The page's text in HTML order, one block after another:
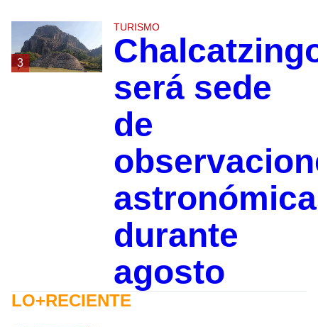
3
TURISMO
será sede
de
durante
agosto
LO+RECIENTE